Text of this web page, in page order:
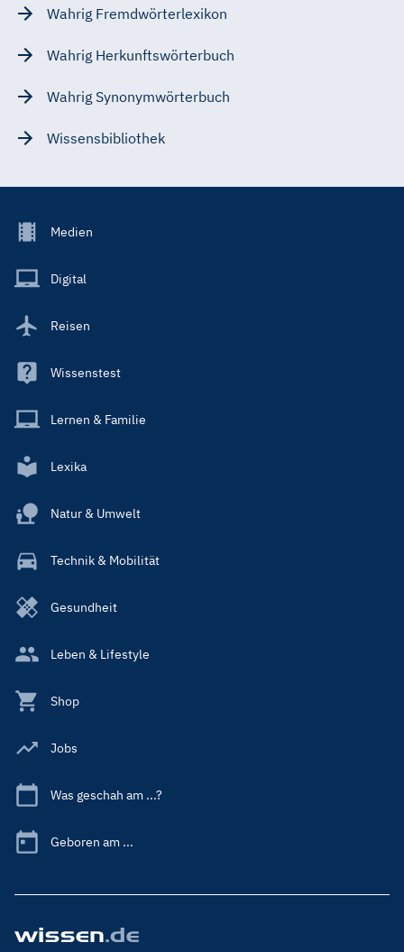
Wahrig Fremdwörterlexikon
Wahrig Herkunftswörterbuch
Wahrig Synonymwörterbuch
Wissensbibliothek
Footer
Main
Medien
Digital
Reisen
Wissenstest
Lernen & Familie
Lexika
Natur & Umwelt
Technik & Mobilität
Gesundheit
Leben & Lifestyle
Shop
Jobs
Was geschah am ...?
Geboren am ...